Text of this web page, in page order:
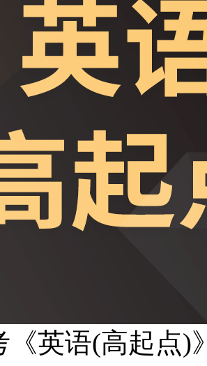
《英语(高起点)